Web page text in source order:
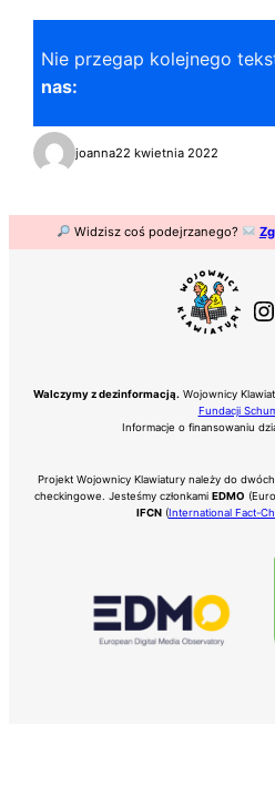
Nie przegap kolejnego
nas:
joanna22 kwietnia 2022
Widzisz coś podejrzanego?
Walczymy z dezinformacją. Wojownicy
Fundacji
Informacje o finansowaniu
Projekt Wojownicy Klawiatury należy do
checkingowe. Jesteśmy członkami EDMO
IFCN (International Fact-